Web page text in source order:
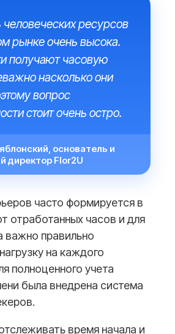
ресурсов
рынке очень высока.
получают часовую
насколько они
вопрос
стоит очень остро.
основатель и
директор Flor2U
часто формируется в
отработанных часов и для
важно правильно
на каждого
полноценного учета
была внедрена система
время начала и